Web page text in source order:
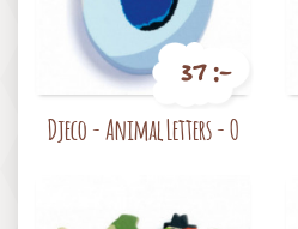
37 :-
Djeco - Animal Letters - O